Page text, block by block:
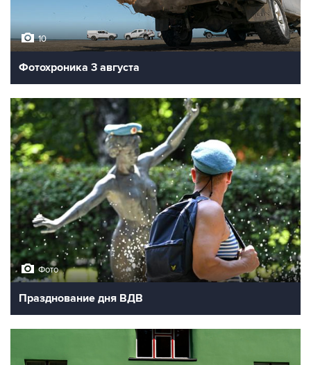
10
Фотохроника 3 августа
Фото
Празднование дня ВДВ